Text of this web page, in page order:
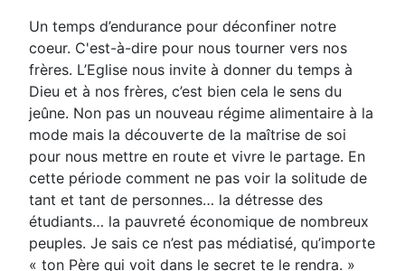
Un temps d’endurance pour déconfiner notre
coeur. C'est-à-dire pour nous tourner vers nos
frères. L’Eglise nous invite à donner du temps à
Dieu et à nos frères, c’est bien cela le sens du
jeûne. Non pas un nouveau régime alimentaire à la
mode mais la découverte de la maîtrise de soi
pour nous mettre en route et vivre le partage. En
cette période comment ne pas voir la solitude de
tant et tant de personnes… la détresse des
étudiants… la pauvreté économique de nombreux
peuples. Je sais ce n’est pas médiatisé, qu’importe
« ton Père qui voit dans le secret te le rendra. »